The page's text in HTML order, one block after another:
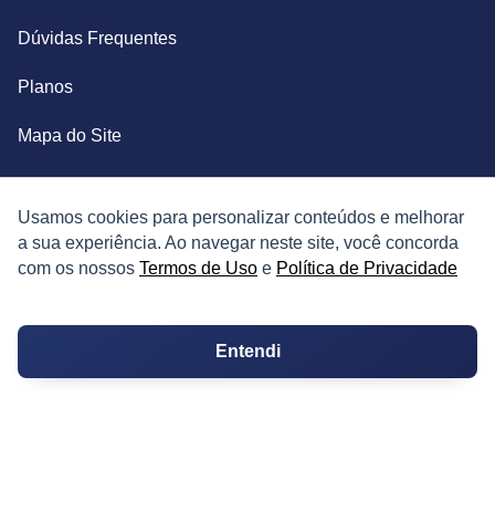
Usamos cookies para personalizar conteúdos e melhorar
a sua experiência. Ao navegar neste site, você concorda
com os nossos Termos de Uso e Política de Privacidade
Entendi
Dúvidas Frequentes
Planos
Mapa do Site
Termos de Uso
CONTATOS